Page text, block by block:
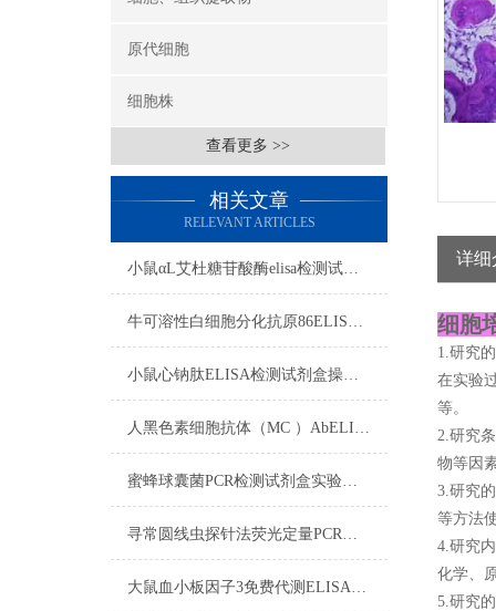
原代细胞
细胞株
查看更多 >>
相关文章
RELEVANT ARTICLES
小鼠αL艾杜糖苷酸酶elisa检测试剂盒​注意事项
牛可溶性白细胞分化抗原86ELISA试剂盒 样本处理
小鼠心钠肽ELISA检测试剂盒操作步骤
人黑色素细胞抗体（MC ）AbELISA试剂盒注意事项
蜜蜂球囊菌PCR检测试剂盒实验操作步骤详述
寻常圆线虫探针法荧光定量PCR试剂盒实验步骤
大鼠血小板因子3免费代测ELISA试剂盒样品收集、处理及保存
详细
细胞
1.研究
在实验
等。
2.研究
物等因
3.研究
等方法
4.研究
化学、
5.研究